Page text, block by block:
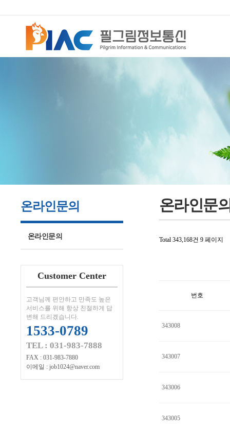
온라인문의
온라인문의
Customer Center
고객님께 편안하고 만족도 높은
서비스를 위해 항상 친절하게 답
변해 드리겠습니다.
1533-0789
TEL : 031-983-7888
FAX : 031-983-7880
이메일 : job1024@naver.com
온라인문
Total 343,168건 9 페이지
번호
343008
343007
343006
343005